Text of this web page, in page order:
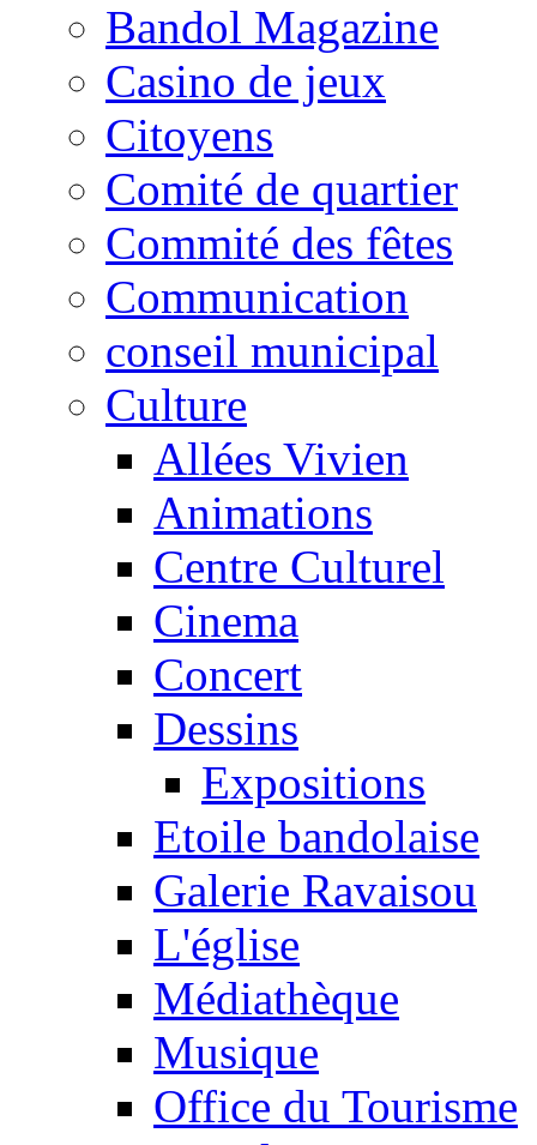
Bandol Magazine
Casino de jeux
Citoyens
Comité de quartier
Commité des fêtes
Communication
conseil municipal
Culture
Allées Vivien
Animations
Centre Culturel
Cinema
Concert
Dessins
Expositions
Etoile bandolaise
Galerie Ravaisou
L'église
Médiathèque
Musique
Office du Tourisme